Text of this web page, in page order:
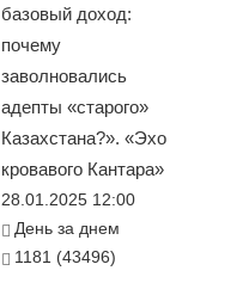
базовый доход:
почему
заволновались
адепты «старого»
Казахстана?». «Эхо
кровавого Кантара»
28.01.2025 12:00
День за днем
1181 (43496)